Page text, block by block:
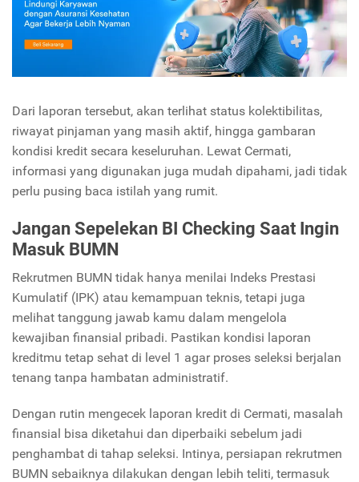
Dari laporan tersebut, akan terlihat status kolektibilitas,
riwayat pinjaman yang masih aktif, hingga gambaran
kondisi kredit secara keseluruhan. Lewat Cermati,
informasi yang digunakan juga mudah dipahami, jadi tidak
perlu pusing baca istilah yang rumit.
Jangan Sepelekan BI Checking Saat Ingin
Masuk BUMN
Rekrutmen BUMN tidak hanya menilai Indeks Prestasi
Kumulatif (IPK) atau kemampuan teknis, tetapi juga
melihat tanggung jawab kamu dalam mengelola
kewajiban finansial pribadi. Pastikan kondisi laporan
kreditmu tetap sehat di level 1 agar proses seleksi berjalan
tenang tanpa hambatan administratif.
Dengan rutin mengecek laporan kredit di Cermati, masalah
finansial bisa diketahui dan diperbaiki sebelum jadi
penghambat di tahap seleksi. Intinya, persiapan rekrutmen
BUMN sebaiknya dilakukan dengan lebih teliti, termasuk